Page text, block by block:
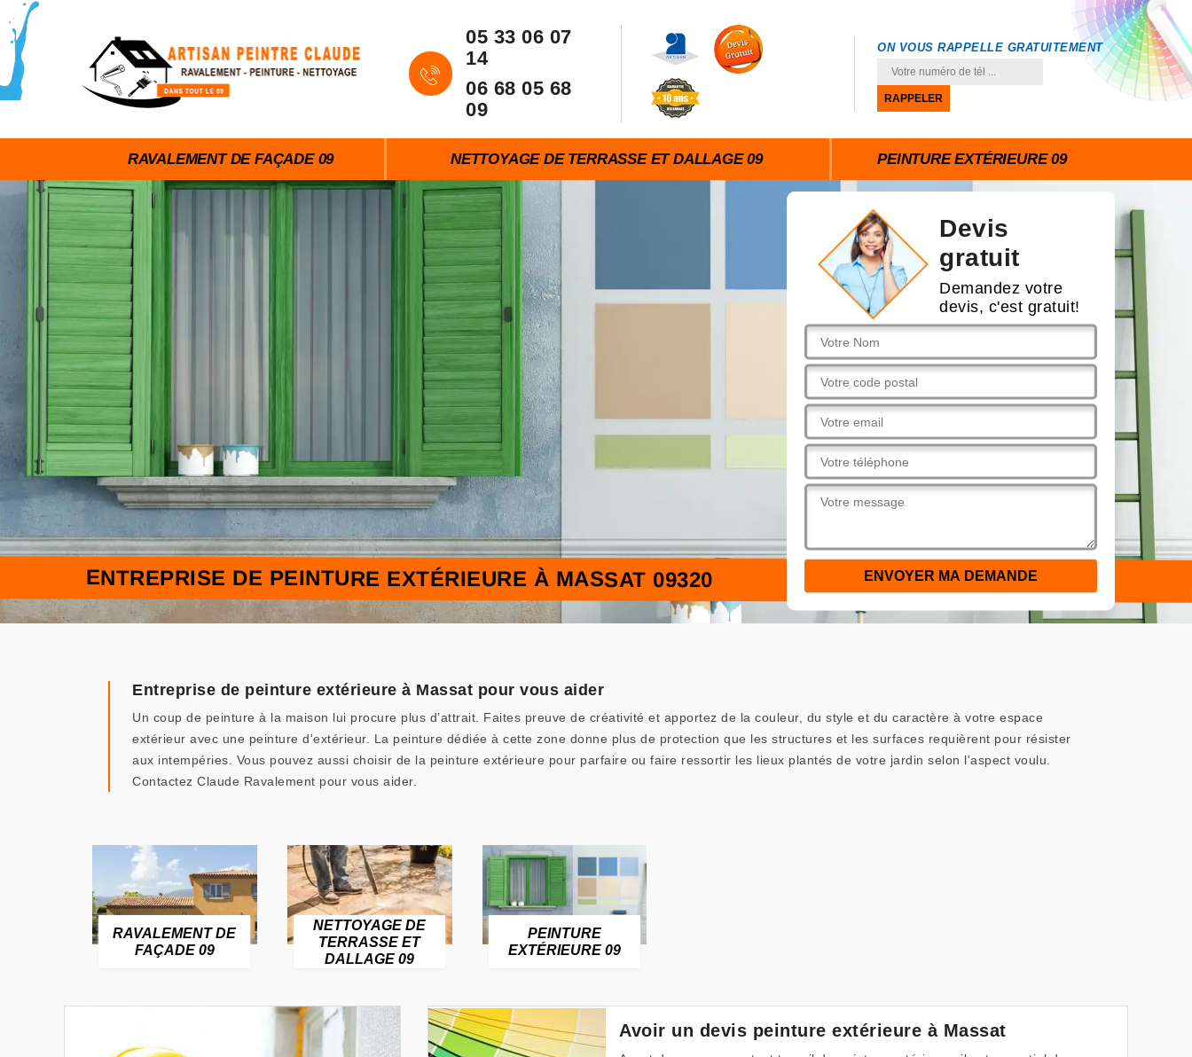
05 33 06 07
14
06 68 05 68
09
ON VOUS RAPPELLE GRATUITEMENT
RAVALEMENT DE FAÇADE 09 NETTOYAGE DE TERRASSE ET DALLAGE 09 PEINTURE EXTÉRIEURE 09
Devis
gratuit
Demandez votre
devis, c'est gratuit!
ENTREPRISE DE PEINTURE EXTÉRIEURE À MASSAT 09320
Entreprise de peinture extérieure à Massat pour vous aider
Un coup de peinture à la maison lui procure plus d’attrait. Faites preuve de créativité et apportez de la couleur, du style et du caractère à votre espace
extérieur avec une peinture d'extérieur. La peinture dédiée à cette zone donne plus de protection que les structures et les surfaces requièrent pour résister
aux intempéries. Vous pouvez aussi choisir de la peinture extérieure pour parfaire ou faire ressortir les lieux plantés de votre jardin selon l'aspect voulu.
Contactez Claude Ravalement pour vous aider.
RAVALEMENT DE
FAÇADE 09
NETTOYAGE DE
TERRASSE ET
DALLAGE 09
PEINTURE
EXTÉRIEURE 09
Avoir un devis peinture extérieure à Massat